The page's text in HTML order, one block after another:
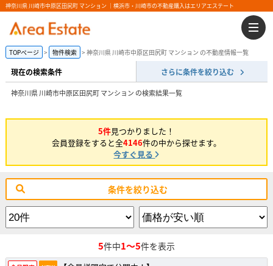
神奈川県 川崎市中原区田尻町 マンション ｜横浜市・川崎市の不動産購入はエリアエステート
TOPページ 物件検索 神奈川県 川崎市中原区田尻町 マンション の不動産情報一覧
現在の検索条件 さらに条件を絞り込む
神奈川県 川崎市中原区田尻町 マンション の検索結果一覧
5件見つかりました！
会員登録をすると全4146件の中から探せます。
今すぐ見る
条件を絞り込む
5件中1～5件を表示